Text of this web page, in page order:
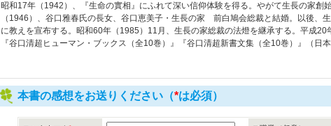
昭和17年（1942）、『生命の實相』にふれて深い信仰体験を得る。やがて生長の家創
（1946）、谷口雅春氏の長女、谷口恵美子・生長の家 前白鳩会総裁と結婚。以後、
に教えを宣布する。昭和60年（1985）11月、生長の家総裁の法燈を継承する。平成20
『谷口清超ヒューマン・ブックス（全10巻）』『谷口清超新書文集（全10巻）』（日
本書の感想をお送りください（*は必須）